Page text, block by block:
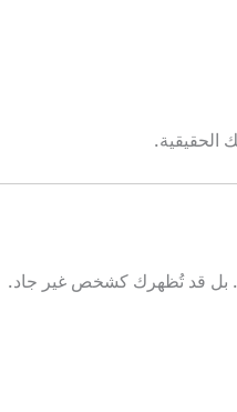
الحقيقية.
بل قد تُظهرك كشخص غير جاد.